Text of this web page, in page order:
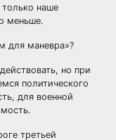
наше
меньше.
для маневра»?
но при
политического
для военной
третьей